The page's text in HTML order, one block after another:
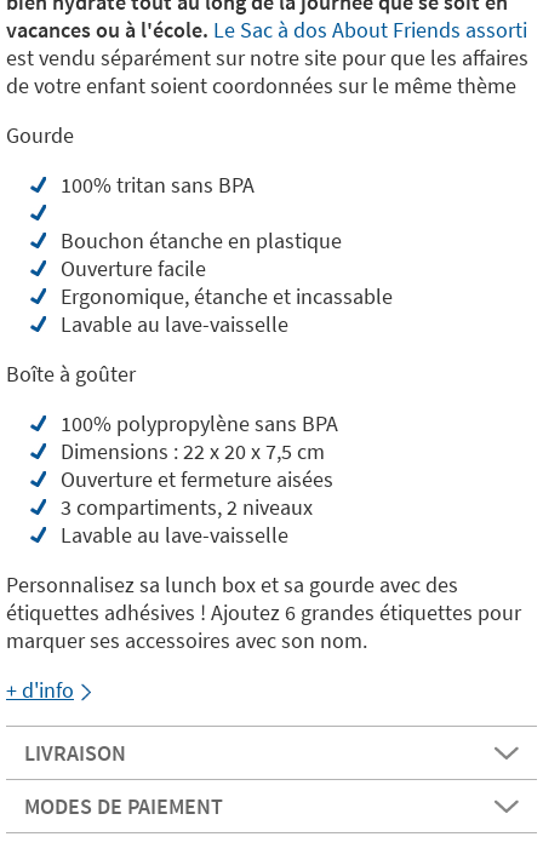
vacances ou à l'école. Le Sac à dos About Friends assorti
est vendu séparément sur notre site pour que les affaires
de votre enfant soient coordonnées sur le même thème
Gourde
100% tritan sans BPA
Bouchon étanche en plastique
Ouverture facile
Ergonomique, étanche et incassable
Lavable au lave-vaisselle
Boîte à goûter
100% polypropylène sans BPA
Dimensions : 22 x 20 x 7,5 cm
Ouverture et fermeture aisées
3 compartiments, 2 niveaux
Lavable au lave-vaisselle
Personnalisez sa lunch box et sa gourde avec des
étiquettes adhésives ! Ajoutez 6 grandes étiquettes pour
marquer ses accessoires avec son nom.
+ d'info
LIVRAISON
MODES DE PAIEMENT